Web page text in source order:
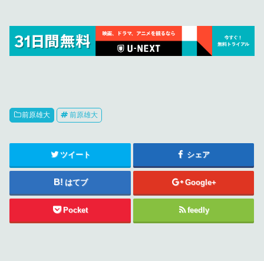
前原雄大 前原雄大
ツイート シェア
はてブ Google+
Pocket feedly